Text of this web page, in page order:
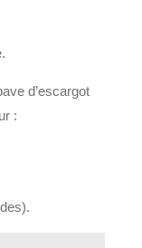
d’escargot
: